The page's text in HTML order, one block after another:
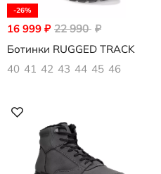
-26%
16 999 ₽ 22 990 ₽
Ботинки RUGGED TRACK
40 41 42 43 44 45 46